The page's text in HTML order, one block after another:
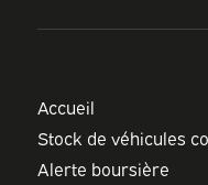
Accueil
Stock de véhicules
Alerte boursière